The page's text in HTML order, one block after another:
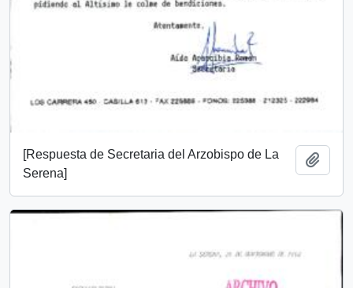
[Respuesta de Secretaria del Arzobispo de La
Serena]